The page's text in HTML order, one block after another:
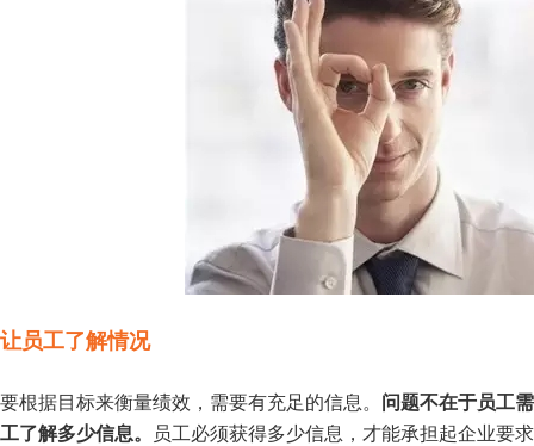
让员工了解情况
要根据目标来衡量绩效，需要有充足的信息。 问题不在于员工
工了解多少信息。
员工必须获得多少信息，才能承担起企业要